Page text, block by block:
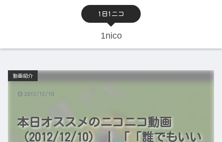
1日1ニコ
1nico
本日オススメのニコニコ動画
（2012/12/10） | 「「誰でもいい
動画紹介
2012/12/10